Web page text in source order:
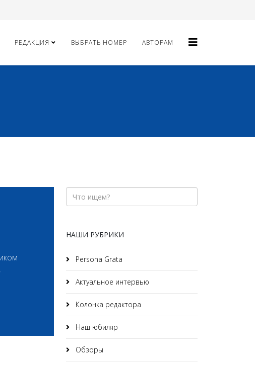
РЕДАКЦИЯ ВЫБРАТЬ НОМЕР АВТОРАМ
НАШИ РУБРИКИ
Persona Grata
Актуальное интервью
Колонка редактора
Наш юбиляр
Обзоры